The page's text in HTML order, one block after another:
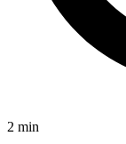
2 min